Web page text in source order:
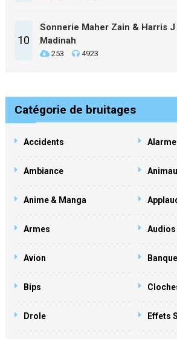
10
Sonnerie Maher Zain & Harris J
Madinah
253 4923
Catégorie de bruitages
Accidents Alarme
Ambiance
Anime & Manga
Armes Audios
Avion Banque
Bips
Drole Effets